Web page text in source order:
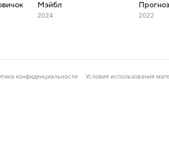
Мэйбл
2024 2022
конфиденциальности Условия использования